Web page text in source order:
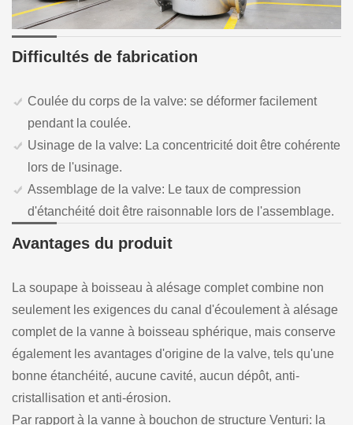
Difficultés de fabrication
Coulée du corps de la valve: se déformer facilement
pendant la coulée.
Usinage de la valve: La concentricité doit être cohérente
lors de l'usinage.
Assemblage de la valve: Le taux de compression
d'étanchéité doit être raisonnable lors de l'assemblage.
Avantages du produit
La soupape à boisseau à alésage complet combine non
seulement les exigences du canal d'écoulement à alésage
complet de la vanne à boisseau sphérique, mais conserve
également les avantages d'origine de la valve, tels qu'une
bonne étanchéité, aucune cavité, aucun dépôt, anti-
cristallisation et anti-érosion.
Par rapport à la vanne à bouchon de structure Venturi: la